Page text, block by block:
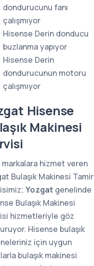
dondurucunu fanı
çalışmıyor
Hisense Derin donducu
buzlanma yapıyor
Hisense Derin
dondurucunun motoru
çalışmıyor
Hisense
Makinesi
markalara hizmet veren
Bulaşık Makinesi Tamir
Yozgat genelinde
Bulaşık Makinesi
hizmetleriyle göz
Hisense bulaşık
için uygun
bulaşık makinesi